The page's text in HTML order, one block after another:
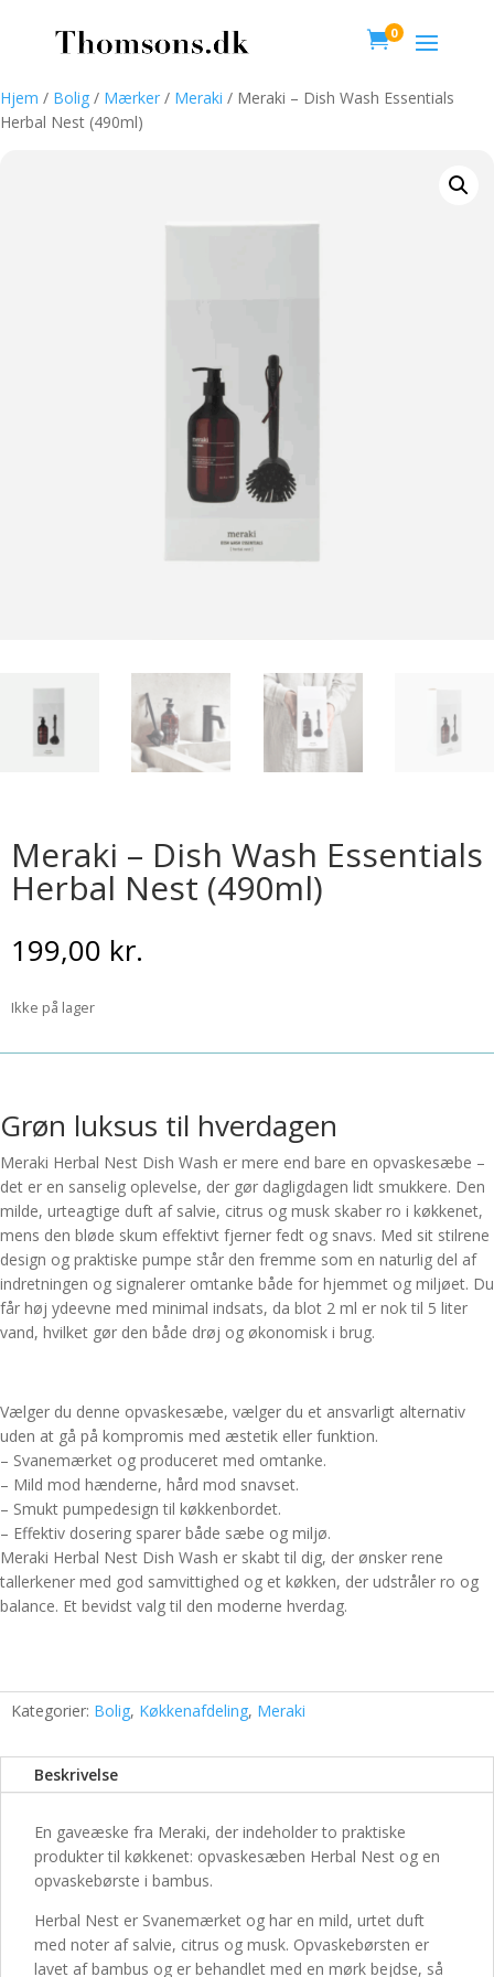
0
Hjem / Bolig / Mærker / Meraki / Meraki – Dish Wash Essentials
Herbal Nest (490ml)
Meraki – Dish Wash Essentials
Herbal Nest (490ml)
199,00 kr.
Ikke på lager
Grøn luksus til hverdagen
Meraki Herbal Nest Dish Wash er mere end bare en opvaskesæbe –
det er en sanselig oplevelse, der gør dagligdagen lidt smukkere. Den
milde, urteagtige duft af salvie, citrus og musk skaber ro i køkkenet,
mens den bløde skum effektivt fjerner fedt og snavs. Med sit stilrene
design og praktiske pumpe står den fremme som en naturlig del af
indretningen og signalerer omtanke både for hjemmet og miljøet. Du
får høj ydeevne med minimal indsats, da blot 2 ml er nok til 5 liter
vand, hvilket gør den både drøj og økonomisk i brug.
Vælger du denne opvaskesæbe, vælger du et ansvarligt alternativ
uden at gå på kompromis med æstetik eller funktion.
– Svanemærket og produceret med omtanke.
– Mild mod hænderne, hård mod snavset.
– Smukt pumpedesign til køkkenbordet.
– Effektiv dosering sparer både sæbe og miljø.
Meraki Herbal Nest Dish Wash er skabt til dig, der ønsker rene
tallerkener med god samvittighed og et køkken, der udstråler ro og
balance. Et bevidst valg til den moderne hverdag.
Kategorier: Bolig, Køkkenafdeling, Meraki
Beskrivelse
En gaveæske fra Meraki, der indeholder to praktiske
produkter til køkkenet: opvaskesæben Herbal Nest og en
opvaskebørste i bambus.
Herbal Nest er Svanemærket og har en mild, urtet duft
med noter af salvie, citrus og musk. Opvaskebørsten er
lavet af bambus og er behandlet med en mørk bejdse, så